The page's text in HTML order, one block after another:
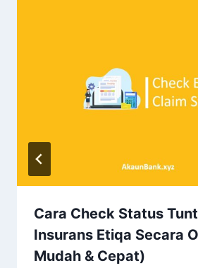
Cara Check Status
Insurans Etiqa Secara
Mudah & Cepat)